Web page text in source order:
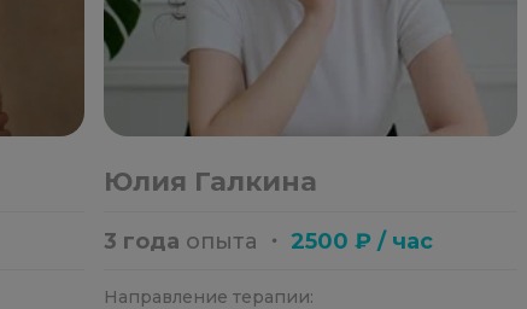
Юлия Галкина
3 года опыта ・ 2500 ₽ / час
Направление терапии: